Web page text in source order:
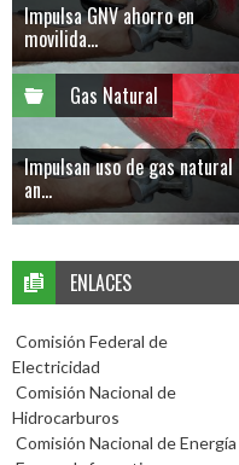
Impulsa GNV ahorro en
movilida...
Gas Natural
Impulsan uso de gas natural
an...
ENLACES
Comisión Federal de
Electricidad
Comisión Nacional de
Hidrocarburos
Comisión Nacional de Energía